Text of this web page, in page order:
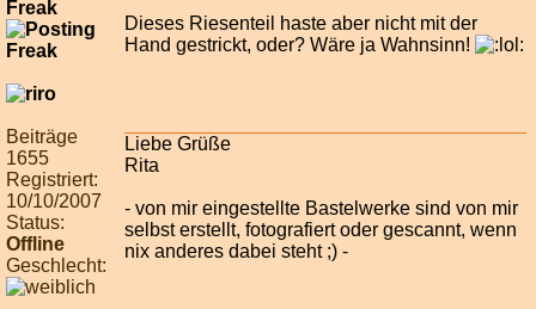
Freak
Beiträge
1655
Registriert:
10/10/2007
Status:
Offline
Geschlecht:
Dieses Riesenteil haste aber nicht mit der
Hand gestrickt, oder? Wäre ja Wahnsinn!
Liebe Grüße
Rita
- von mir eingestellte Bastelwerke sind von mir
selbst erstellt, fotografiert oder gescannt, wenn
nix anderes dabei steht ;) -